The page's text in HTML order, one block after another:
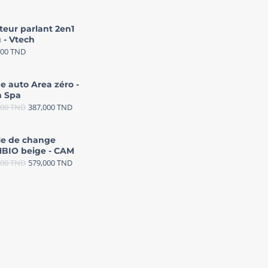
parlant 2en1
- Vtech
TND
auto Area zéro -
Spa
TND 387,000TND
de change
beige - CAM
TND 579,000TND